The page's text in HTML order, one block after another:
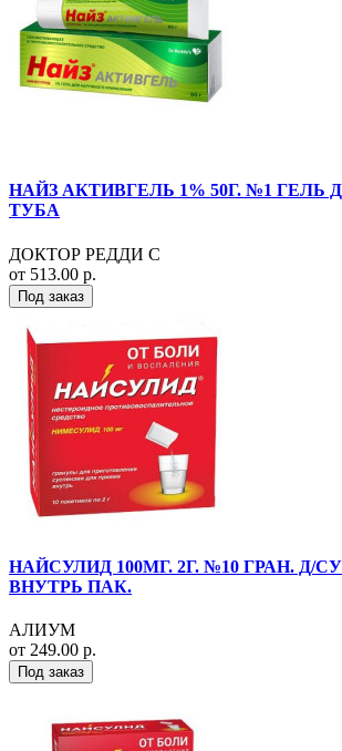
НАЙЗ АКТИВГЕЛЬ 1% 50Г. №1
ТУБА
ДОКТОР РЕДДИ С
от 513.00 р.
Под заказ
НАЙСУЛИД 100МГ. 2Г. №10 ГРАН. Д/
ВНУТРЬ ПАК.
АЛИУМ
от 249.00 р.
Под заказ